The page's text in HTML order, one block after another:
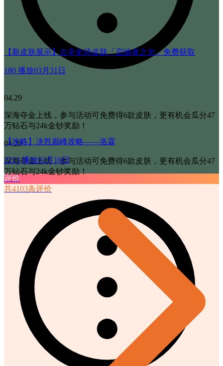
04.29
深海夺金上线，参与活动可免费得6款皮肤，更有机会瓜分47
万钻石与24k金钞奖励！
04.29
深海夺金上线，参与活动可免费得6款皮肤，更有机会瓜分47
万钻石与24k金钞奖励！
【新皮肤展示】古辛史诗皮肤「启迪者之光」免费获取
180 播放03月31日
【攻略】决胜巅峰攻略——洛霖
2213 播放02月16日
评价
共4103条评价